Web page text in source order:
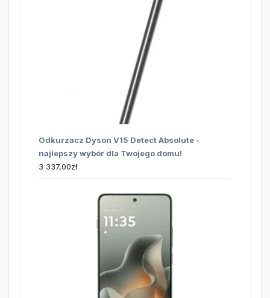
Odkurzacz Dyson V15 Detect Absolute -
najlepszy wybór dla Twojego domu!
3 337,00zł